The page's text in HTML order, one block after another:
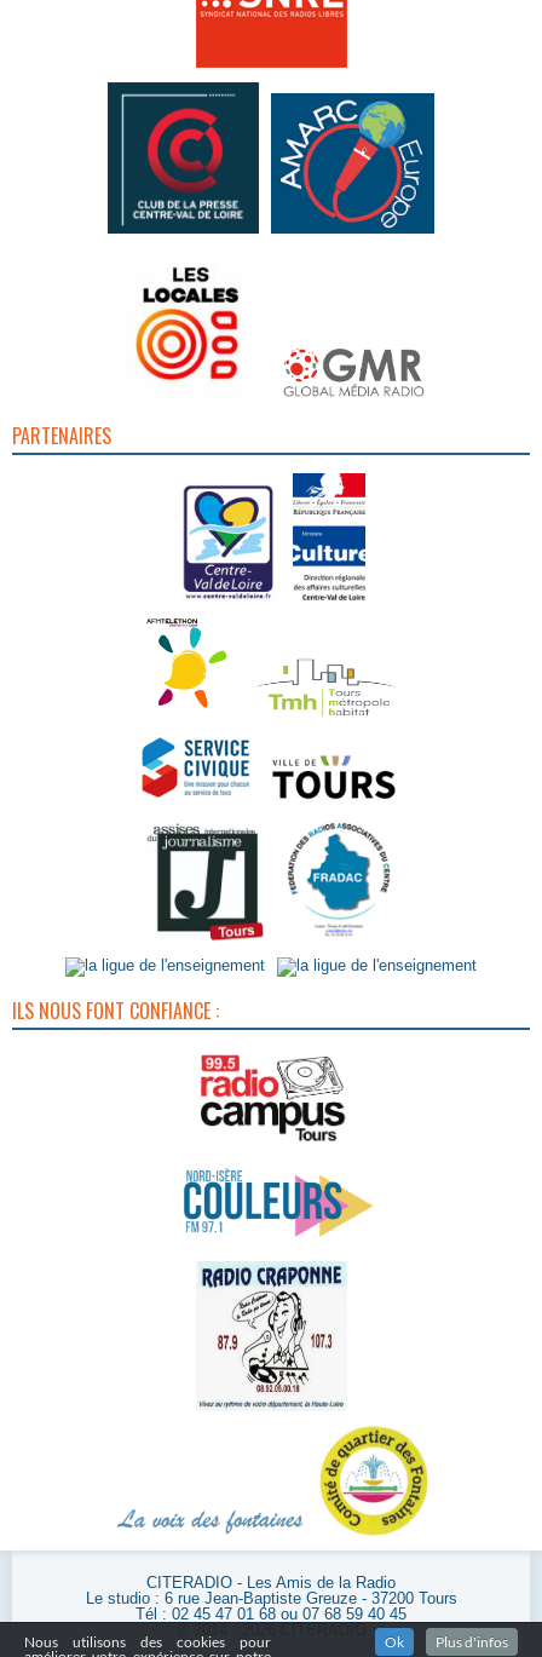
PARTENAIRES
ILS NOUS FONT CONFIANCE :
CITERADIO - Les Amis de la Radio
Le studio : 6 rue Jean-Baptiste Greuze - 37200 Tours
Tél : 02 45 47 01 68 ou 07 68 59 40 45
Nous utilisons des cookies pour
Ok Plus d'infos